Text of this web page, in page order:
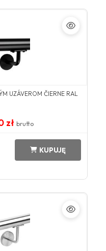
UZÁVEROM ČIERNE RAL
zł brutto
KUPUJĘ